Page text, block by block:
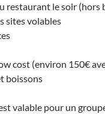
restaurant le soir (hors
sites volables
cost (environ 150€
boissons
valable pour un